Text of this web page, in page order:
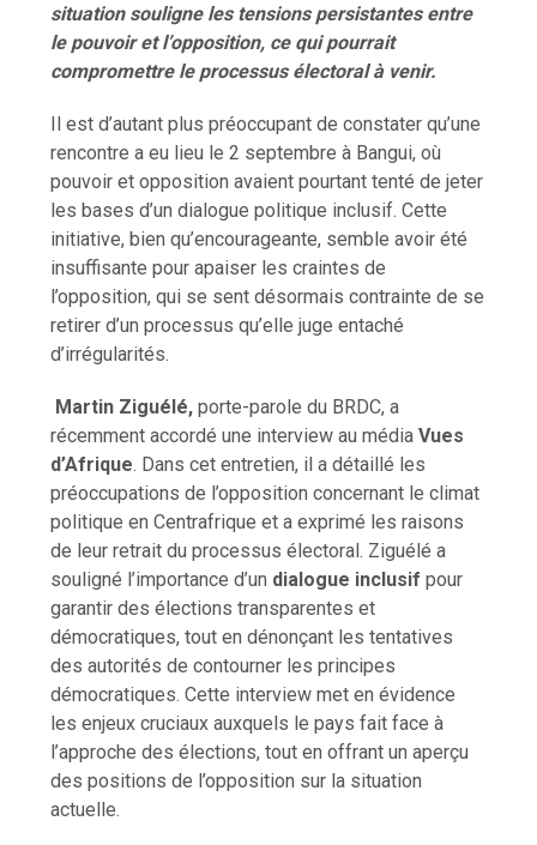
situation souligne les tensions persistantes entre
le pouvoir et l’opposition, ce qui pourrait
compromettre le processus électoral à venir.
Il est d’autant plus préoccupant de constater qu’une
rencontre a eu lieu le 2 septembre à Bangui, où
pouvoir et opposition avaient pourtant tenté de jeter
les bases d’un dialogue politique inclusif. Cette
initiative, bien qu’encourageante, semble avoir été
insuffisante pour apaiser les craintes de
l’opposition, qui se sent désormais contrainte de se
retirer d’un processus qu’elle juge entaché
d’irrégularités.
Martin Ziguélé, porte-parole du BRDC, a
récemment accordé une interview au médiaVues
d’Afrique. Dans cet entretien, il a détaillé les
préoccupations de l’opposition concernant le climat
politique en Centrafrique et a exprimé les raisons
de leur retrait du processus électoral. Ziguélé a
souligné l’importance d’un dialogue inclusif pour
garantir des élections transparentes et
démocratiques, tout en dénonçant les tentatives
des autorités de contourner les principes
démocratiques. Cette interview met en évidence
les enjeux cruciaux auxquels le pays fait face à
l’approche des élections, tout en offrant un aperçu
des positions de l’opposition sur la situation
actuelle.